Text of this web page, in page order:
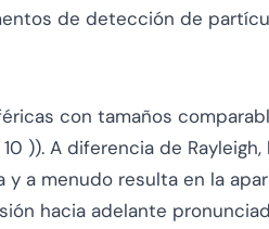
de detección de
con tamaños
)). A diferencia de
a menudo resulta en la
hacia adelante